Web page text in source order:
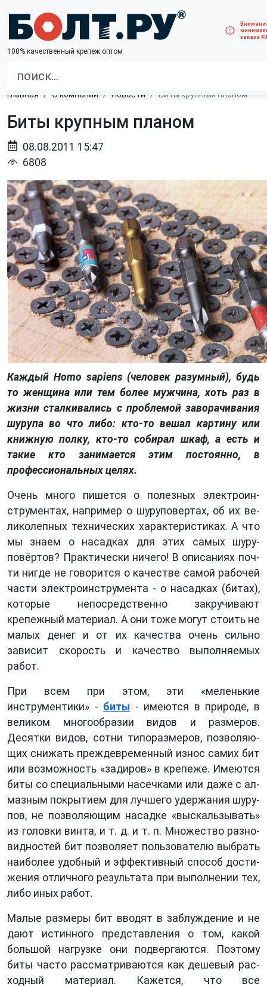
100% качественный крепеж оптом
заказа
Главная О компании Новости Биты крупным планом
Биты крупным планом
08.08.2011 15:47
6808
Каждый Homo sapiens (человек разумный), будь
то женщина или тем более мужчина, хоть раз в
жизни сталкивались с проблемой заворачивания
шурупа во что либо: кто-то вешал картину или
книжную полку, кто-то собирал шкаф, а есть и
такие кто занимается этим постоянно, в
профессиональных целях.
Очень много пи­шется о полез­ных электроин­
струментах, например о шуруповертах, об их ве­
ликолепных технических характеристиках. А что
мы знаем о насад­ках для этих самых шуру­
повёртов? Практически ничего! В описаниях поч­
ти нигде не говорится о качестве самой рабочей
части электроинструмен­та - о насадках (битах),
которые непосредственно закручивают
крепежный материал. А они тоже мо­гут стоить не
малых денег и от их качества очень сильно
зависит скорость и качество выполняемых
работ.
При всем при этом, эти «меленькие
инструментики» - биты - имеются в природе, в
великом мно­гообразии видов и размеров.
Десятки видов, сотни типоразмеров, позволяю­
щих снижать преждевре­менный износ самих бит
или возможность «задиров» в крепеже. Имеются
биты со специальными насечками или даже с ал­
мазным покрытием для лучшего удержания шуру­
пов, не позволяющим на­садке «выскальзывать»
из головки винта, и т. д. и т. п. Множество разно­
видностей бит позволяет пользователю выбрать
наиболее удобный и эф­фективный способ дости­
жения отличного резуль­тата при выполнении тех,
либо иных работ.
Малые размеры бит вво­дят в заблуждение и не
дают истинного представления о том, какой
большой нагрузке они подвергаются. Поэтому
биты часто рассматрива­ются как дешевый рас­
ходный материал. Кажет­ся, что все